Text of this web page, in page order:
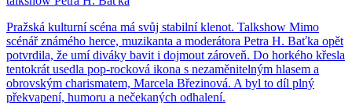
Pražská kulturní scéna má svůj stabilní klenot. Talkshow Mimo
scénář známého herce, muzikanta a moderátora Petra H. Baťka opět
potvrdila, že umí diváky bavit i dojmout zároveň. Do horkého křesla
tentokrát usedla pop-rocková ikona s nezaměnitelným hlasem a
obrovským charismatem, Marcela Březinová. A byl to díl plný
překvapení, humoru a nečekaných odhalení.